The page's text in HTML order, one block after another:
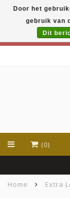
DeliSpice is
exclusive
(0)
Home Extra
Door het
gebruik van
Dit